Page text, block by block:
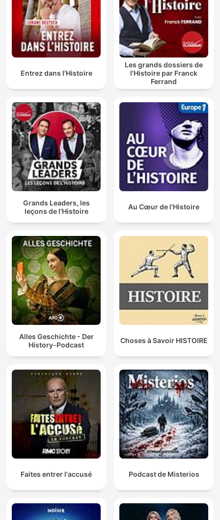
Entrez dans l'Histoire
Les grands dossiers de
l'Histoire par Franck
Ferrand
Grands Leaders, les
leçons de l'Histoire
Au Cœur de l'Histoire
Alles Geschichte - Der
History-Podcast
Choses à Savoir HISTOIRE
Faites entrer l'accusé Podcast de Misterios